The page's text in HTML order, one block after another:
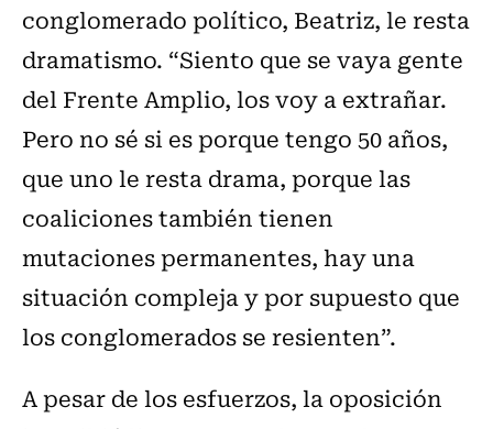
conglomerado político, Beatriz, le resta
dramatismo. “Siento que se vaya gente
del Frente Amplio, los voy a extrañar.
Pero no sé si es porque tengo 50 años,
que uno le resta drama, porque las
coaliciones también tienen
mutaciones permanentes, hay una
situación compleja y por supuesto que
los conglomerados se resienten”.
A pesar de los esfuerzos, la oposición